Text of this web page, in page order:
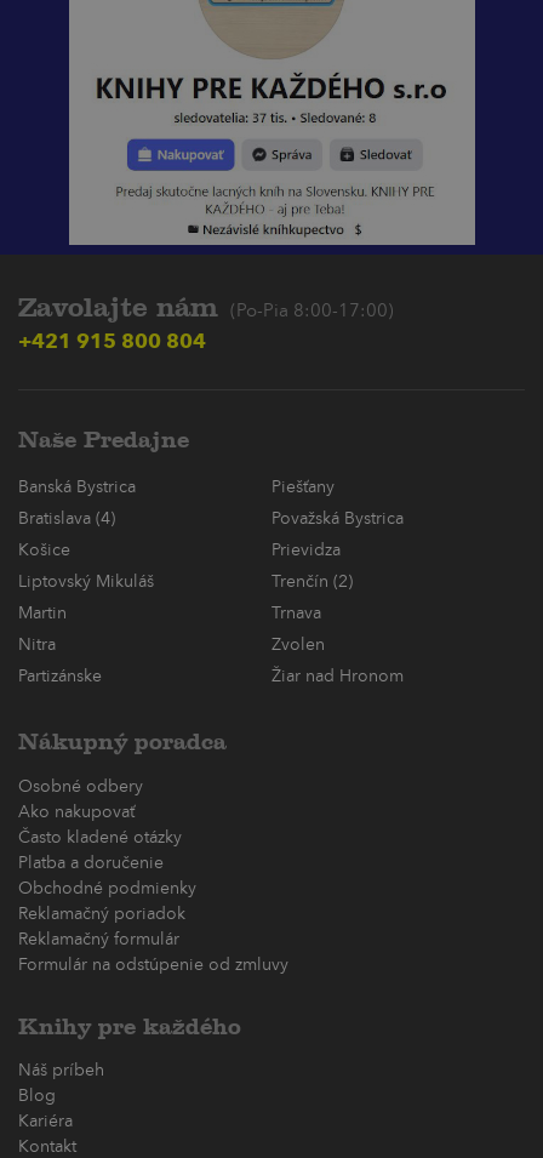
Zavolajte nám (Po-Pia 8:00-17:00)
+421 915 800 804
Naše Predajne
Banská Bystrica
Piešťany
Bratislava (4)
Považská Bystrica
Košice
Prievidza
Liptovský Mikuláš
Trenčín (2)
Martin
Trnava
Nitra
Zvolen
Partizánske
Žiar nad Hronom
Nákupný poradca
Osobné odbery
Ako nakupovať
Často kladené otázky
Platba a doručenie
Obchodné podmienky
Reklamačný poriadok
Reklamačný formulár
Formulár na odstúpenie od zmluvy
Knihy pre každého
Náš príbeh
Blog
Kariéra
Kontakt